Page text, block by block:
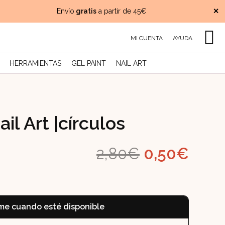
Envíogratisa partir de 45€ ✕
MI CUENTA AYUDA
HERRAMIENTAS GEL PAINT NAIL ART
Art |círculos
2,80€ El
original
0,50€
cuando esté disponible